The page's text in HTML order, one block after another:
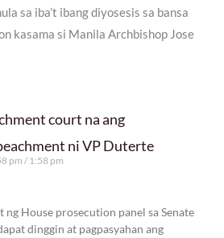
sa iba’t ibang diyosesis sa bansa
kasama si Manila Archbishop Jose
court na ang
ni VP Duterte
pm 1:58 pm
House prosecution panel sa Senate
dinggin at pagpasyahan ang